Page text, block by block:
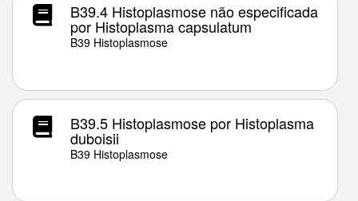
B39.4 Histoplasmose não especificada
por Histoplasma capsulatum
B39 Histoplasmose
B39.5 Histoplasmose por Histoplasma
duboisii
B39 Histoplasmose